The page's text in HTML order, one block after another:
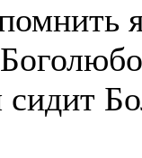
сидит